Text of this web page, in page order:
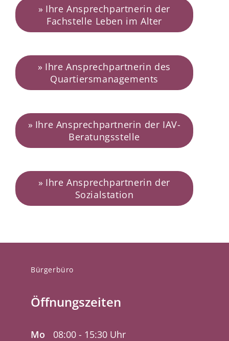
Ihre Ansprechpartnerin der
Fachstelle Leben im Alter
Ihre Ansprechpartnerin des
Quartiersmanagements
Ihre Ansprechpartnerin der IAV-
Beratungsstelle
Ihre Ansprechpartnerin der
Sozialstation
Bürgerbüro
Öffnungszeiten
Mo
08:00 - 15:30 Uhr